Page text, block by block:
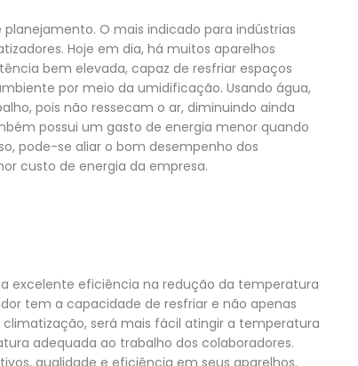
O mais indicado para indústrias
Hoje em dia, há muitos aparelhos
bem elevada, capaz de resfriar espaços
por meio da umidificação. Usando água,
pois não ressecam o ar, diminuindo ainda
possui um gasto de energia menor quando
pode-se aliar o bom desempenho dos
custo de energia da empresa.
excelente eficiência na redução da temperatura
tem a capacidade de resfriar e não apenas
será mais fácil atingir a temperatura
adequada ao trabalho dos colaboradores.
qualidade e eficiência em seus aparelhos.